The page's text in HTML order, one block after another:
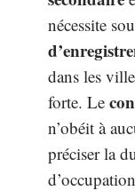
nécessite
dans les
forte. Le
n’obéit à
préciser la